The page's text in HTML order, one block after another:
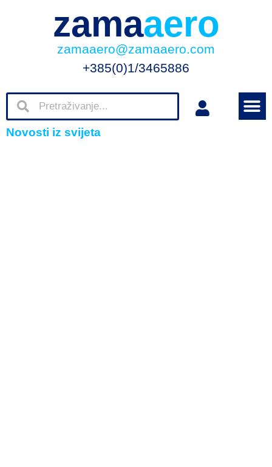
zamaaero
zamaaero@zamaaero.com
+385(0)1/3465886
Novosti iz svijeta